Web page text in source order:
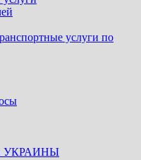
услуги по
УКРАИНЫ